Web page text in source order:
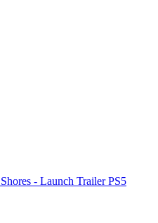
- Launch Trailer PS5